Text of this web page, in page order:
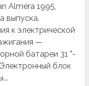
Almera 1995,
выпуска.
к электрической
—
батареи 31 "-
блок